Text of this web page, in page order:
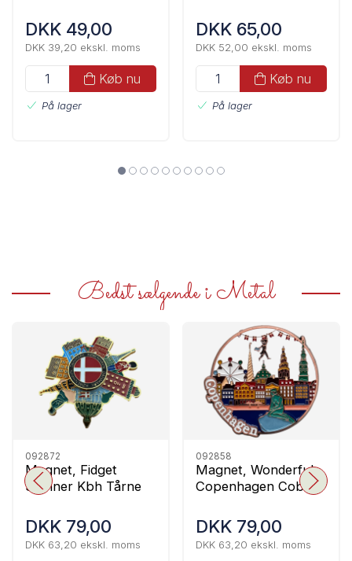
DKK 49,00
DKK 39,20 ekskl. moms
Køb nu
På lager
DKK 65,00
DKK 52,00 ekskl. moms
Køb nu
På lager
Bedst sælgende i Metal
092872
Magnet, Fidget
Spinner Kbh Tårne
DKK 79,00
DKK 63,20 ekskl. moms
092858
Magnet, Wonderful
Copenhagen Cobber
DKK 79,00
DKK 63,20 ekskl. moms